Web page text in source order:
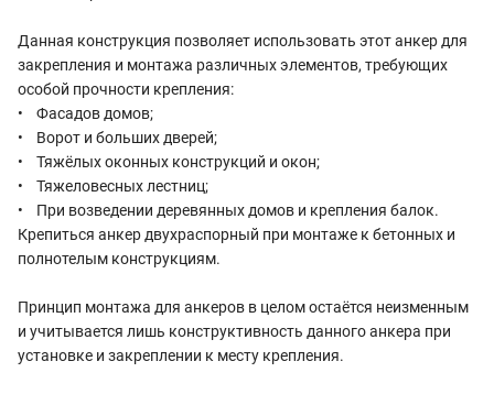
Данная конструкция позволяет использовать этот анкер для
закрепления и монтажа различных элементов, требующих
особой прочности крепления:
• Фасадов домов;
• Ворот и больших дверей;
• Тяжёлых оконных конструкций и окон;
• Тяжеловесных лестниц;
• При возведении деревянных домов и крепления балок.
Крепиться анкер двухраспорный при монтаже к бетонных и
полнотелым конструкциям.
Принцип монтажа для анкеров в целом остаётся неизменным
и учитывается лишь конструктивность данного анкера при
установке и закреплении к месту крепления.